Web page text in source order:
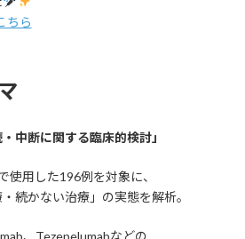
ちら
中断に関する臨床的検討」
使用した196例を対象に、
続かない治療」の実態を解析。
、Tezepelumabなどの